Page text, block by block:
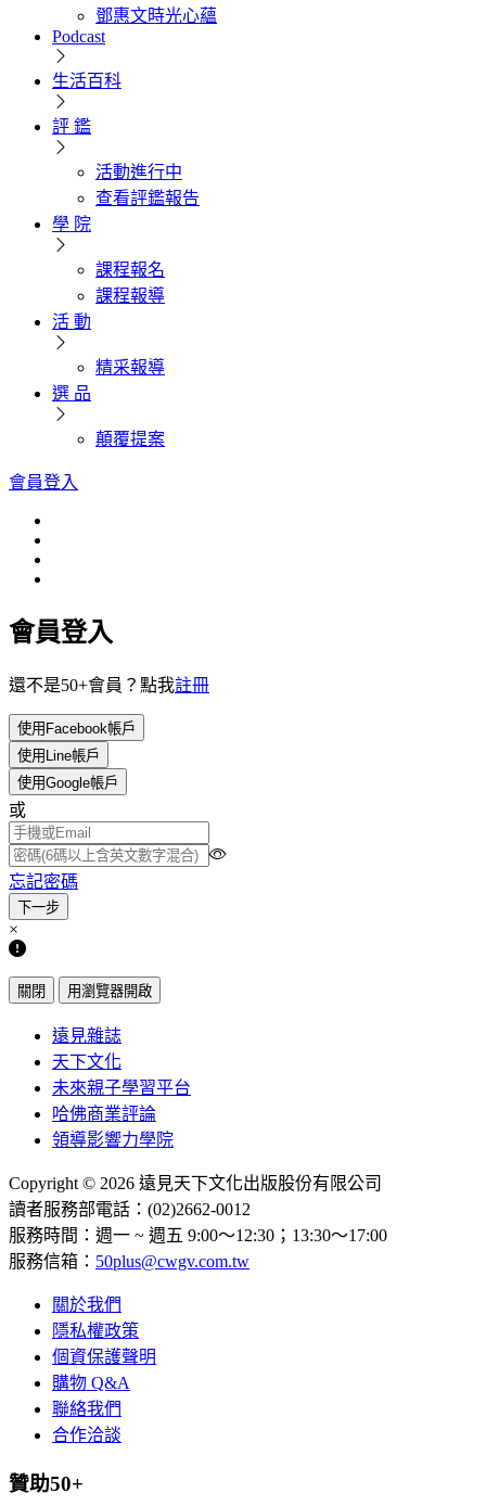
鄧惠文時光心蘊
Podcast
生活百科
評 鑑
活動進行中
查看評鑑報告
學 院
課程報名
課程報導
活 動
精采報導
選 品
顛覆提案
會員登入
會員登入
還不是50+會員？點我註冊
使用Facebook帳戶
使用Line帳戶
使用Google帳戶
或
忘記密碼
×
關閉 用瀏覽器開啟
遠見雜誌
天下文化
未來親子學習平台
哈佛商業評論
領導影響力學院
Copyright © 2026 遠見天下文化出版股份有限公司
讀者服務部電話：(02)2662-0012
服務時間：週一 ~ 週五 9:00～12:30；13:30～17:00
服務信箱： 50plus@cwgv.com.tw
關於我們
隱私權政策
個資保護聲明
購物 Q&A
聯絡我們
合作洽談
贊助50+